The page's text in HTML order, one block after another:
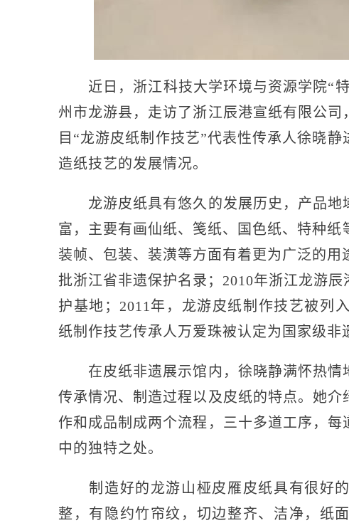
近日，浙江科技大学环境与资源学院“特
州市龙游县，走访了浙江辰港宣纸有限公
目“龙游皮纸制作技艺”代表性传承人徐晓
造纸技艺的发展情况。
龙游皮纸具有悠久的发展历史，产品地
富，主要有画仙纸、笺纸、国色纸、特种
装帧、包装、装潢等方面有着更为广泛的
批浙江省非遗保护名录；2010年浙江龙游
护基地；2011年，龙游皮纸制作技艺被列
纸制作技艺传承人万爱珠被认定为国家级非
在皮纸非遗展示馆内，徐晓静满怀热情
传承情况、制造过程以及皮纸的特点。她
作和成品制成两个流程，三十多道工序，
中的独特之处。
制造好的龙游山桠皮雁皮纸具有很好的
整，有隐约竹帘纹，切边整齐、洁净，纸